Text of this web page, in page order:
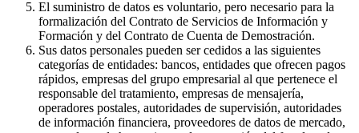
El suministro de datos es voluntario, pero necesario para la
formalización del Contrato de Servicios de Información y
Formación y del Contrato de Cuenta de Demostración.
Sus datos personales pueden ser cedidos a las siguientes
categorías de entidades: bancos, entidades que ofrecen pagos
rápidos, empresas del grupo empresarial al que pertenece el
responsable del tratamiento, empresas de mensajería,
operadores postales, autoridades de supervisión, autoridades
de información financiera, proveedores de datos de mercado,